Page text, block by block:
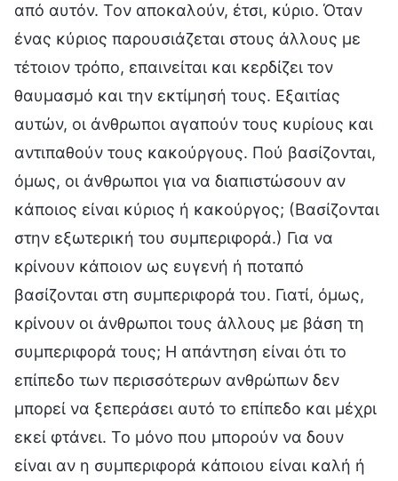
από αυτόν. Τον αποκαλούν, έτσι, κύριο. Όταν
ένας κύριος παρουσιάζεται στους άλλους με
τέτοιον τρόπο, επαινείται και κερδίζει τον
θαυμασμό και την εκτίμησή τους. Εξαιτίας
αυτών, οι άνθρωποι αγαπούν τους κυρίους και
αντιπαθούν τους κακούργους. Πού βασίζονται,
όμως, οι άνθρωποι για να διαπιστώσουν αν
κάποιος είναι κύριος ή κακούργος; (Βασίζονται
στην εξωτερική του συμπεριφορά.) Για να
κρίνουν κάποιον ως ευγενή ή ποταπό
βασίζονται στη συμπεριφορά του. Γιατί, όμως,
κρίνουν οι άνθρωποι τους άλλους με βάση τη
συμπεριφορά τους; Η απάντηση είναι ότι το
επίπεδο των περισσότερων ανθρώπων δεν
μπορεί να ξεπεράσει αυτό το επίπεδο και μέχρι
εκεί φτάνει. Το μόνο που μπορούν να δουν
είναι αν η συμπεριφορά κάποιου είναι καλή ή